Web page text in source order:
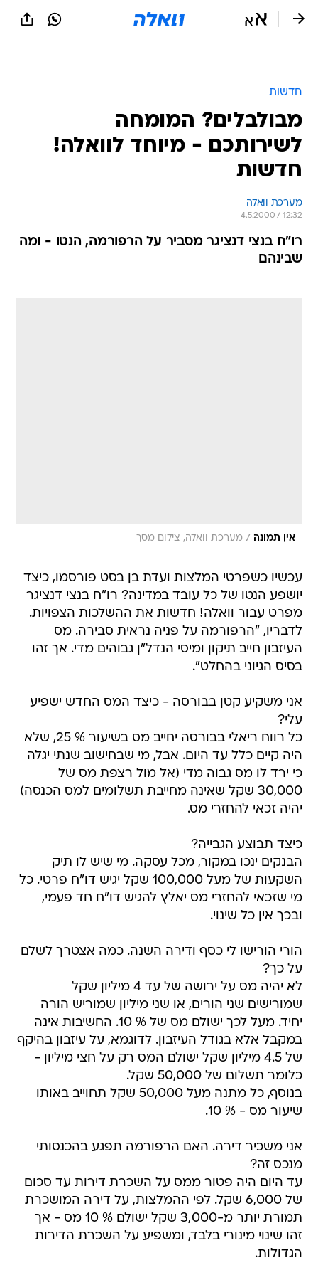
חדשות
מבולבלים? המומחה
לשירותכם - מיוחד לוואלה!
חדשות
מערכת וואלה
4.5.2000 / 12:32
רו"ח בנצי דנציגר מסביר על הרפורמה, הנטו - ומה
שבינהם
אין תמונה / מערכת וואלה, צילום מסך
עכשיו כשפרטי המלצות ועדת בן בסט פורסמו, כיצד
יושפע הנטו של כל עובד במדינה? רו"ח בנצי דנציגר
מפרט עבור וואלה! חדשות את ההשלכות הצפויות.
לדבריו, "הרפורמה על פניה נראית סבירה. מס
העיזבון חייב תיקון ומיסי הנדל"ן גבוהים מדי. אך זהו
בסיס הגיוני בהחלט".
אני משקיע קטן בבורסה - כיצד המס החדש ישפיע
עלי?
כל רווח ריאלי בבורסה יחייב מס בשיעור % 25, שלא
היה קיים כלל עד היום. אבל, מי שבחישוב שנתי יגלה
כי ירד לו מס גבוה מדי (אל מול רצפת מס של
30,000 שקל שאינה מחייבת תשלומים למס הכנסה)
יהיה זכאי להחזרי מס.
כיצד תבוצע הגבייה?
הבנקים ינכו במקור, מכל עסקה. מי שיש לו תיק
השקעות של מעל 100,000 שקל יגיש דו"ח פרטי. כל
מי שזכאי להחזרי מס יאלץ להגיש דו"ח חד פעמי,
ובכך אין כל שינוי.
הורי הורישו לי כסף ודירה השנה. כמה אצטרך לשלם
על כך?
לא יהיה מס על ירושה של עד 4 מיליון שקל
שמורישים שני הורים, או שני מיליון שמוריש הורה
יחיד. מעל לכך ישולם מס של % 10. החשיבות אינה
במקבל אלא בגודל העיזבון. לדוגמא, על עיזבון בהיקף
של 4.5 מיליון שקל ישולם המס רק על חצי מיליון -
כלומר תשלום של 50,000 שקל.
בנוסף, כל מתנה מעל 50,000 שקל תחוייב באותו
שיעור מס - % 10.
אני משכיר דירה. האם הרפורמה תפגע בהכנסותי
מנכס זה?
עד היום היה פטור ממס על השכרת דירות עד סכום
של 6,000 שקל. לפי ההמלצות, על דירה המושכרת
תמורת יותר מ-3,000 שקל ישולם % 10 מס - אך
זהו שינוי מינורי בלבד, ומשפיע על השכרת הדירות
הגדולות.